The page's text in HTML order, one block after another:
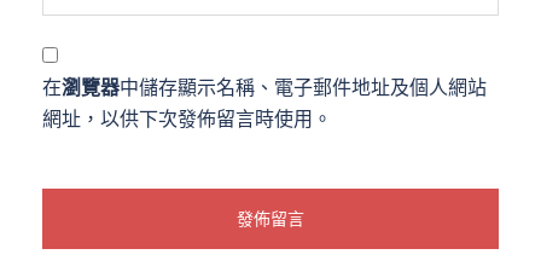
在瀏覽器中儲存顯示名稱、電子郵件地址及個人網站
網址，以供下次發佈留言時使用。